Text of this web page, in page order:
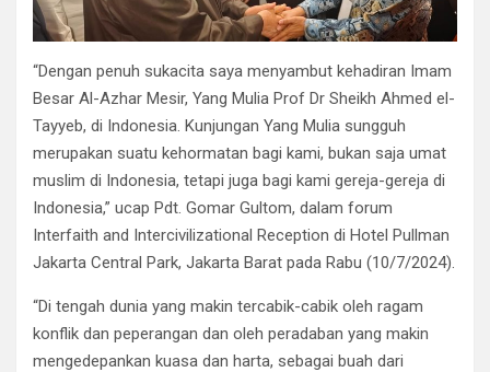
“Dengan penuh sukacita saya menyambut kehadiran Imam
Besar Al-Azhar Mesir, Yang Mulia Prof Dr Sheikh Ahmed el-
Tayyeb, di Indonesia. Kunjungan Yang Mulia sungguh
merupakan suatu kehormatan bagi kami, bukan saja umat
muslim di Indonesia, tetapi juga bagi kami gereja-gereja di
Indonesia,” ucap Pdt. Gomar Gultom, dalam forum
Interfaith and Intercivilizational Reception di Hotel Pullman
Jakarta Central Park, Jakarta Barat pada Rabu (10/7/2024).
“Di tengah dunia yang makin tercabik-cabik oleh ragam
konflik dan peperangan dan oleh peradaban yang makin
mengedepankan kuasa dan harta, sebagai buah dari